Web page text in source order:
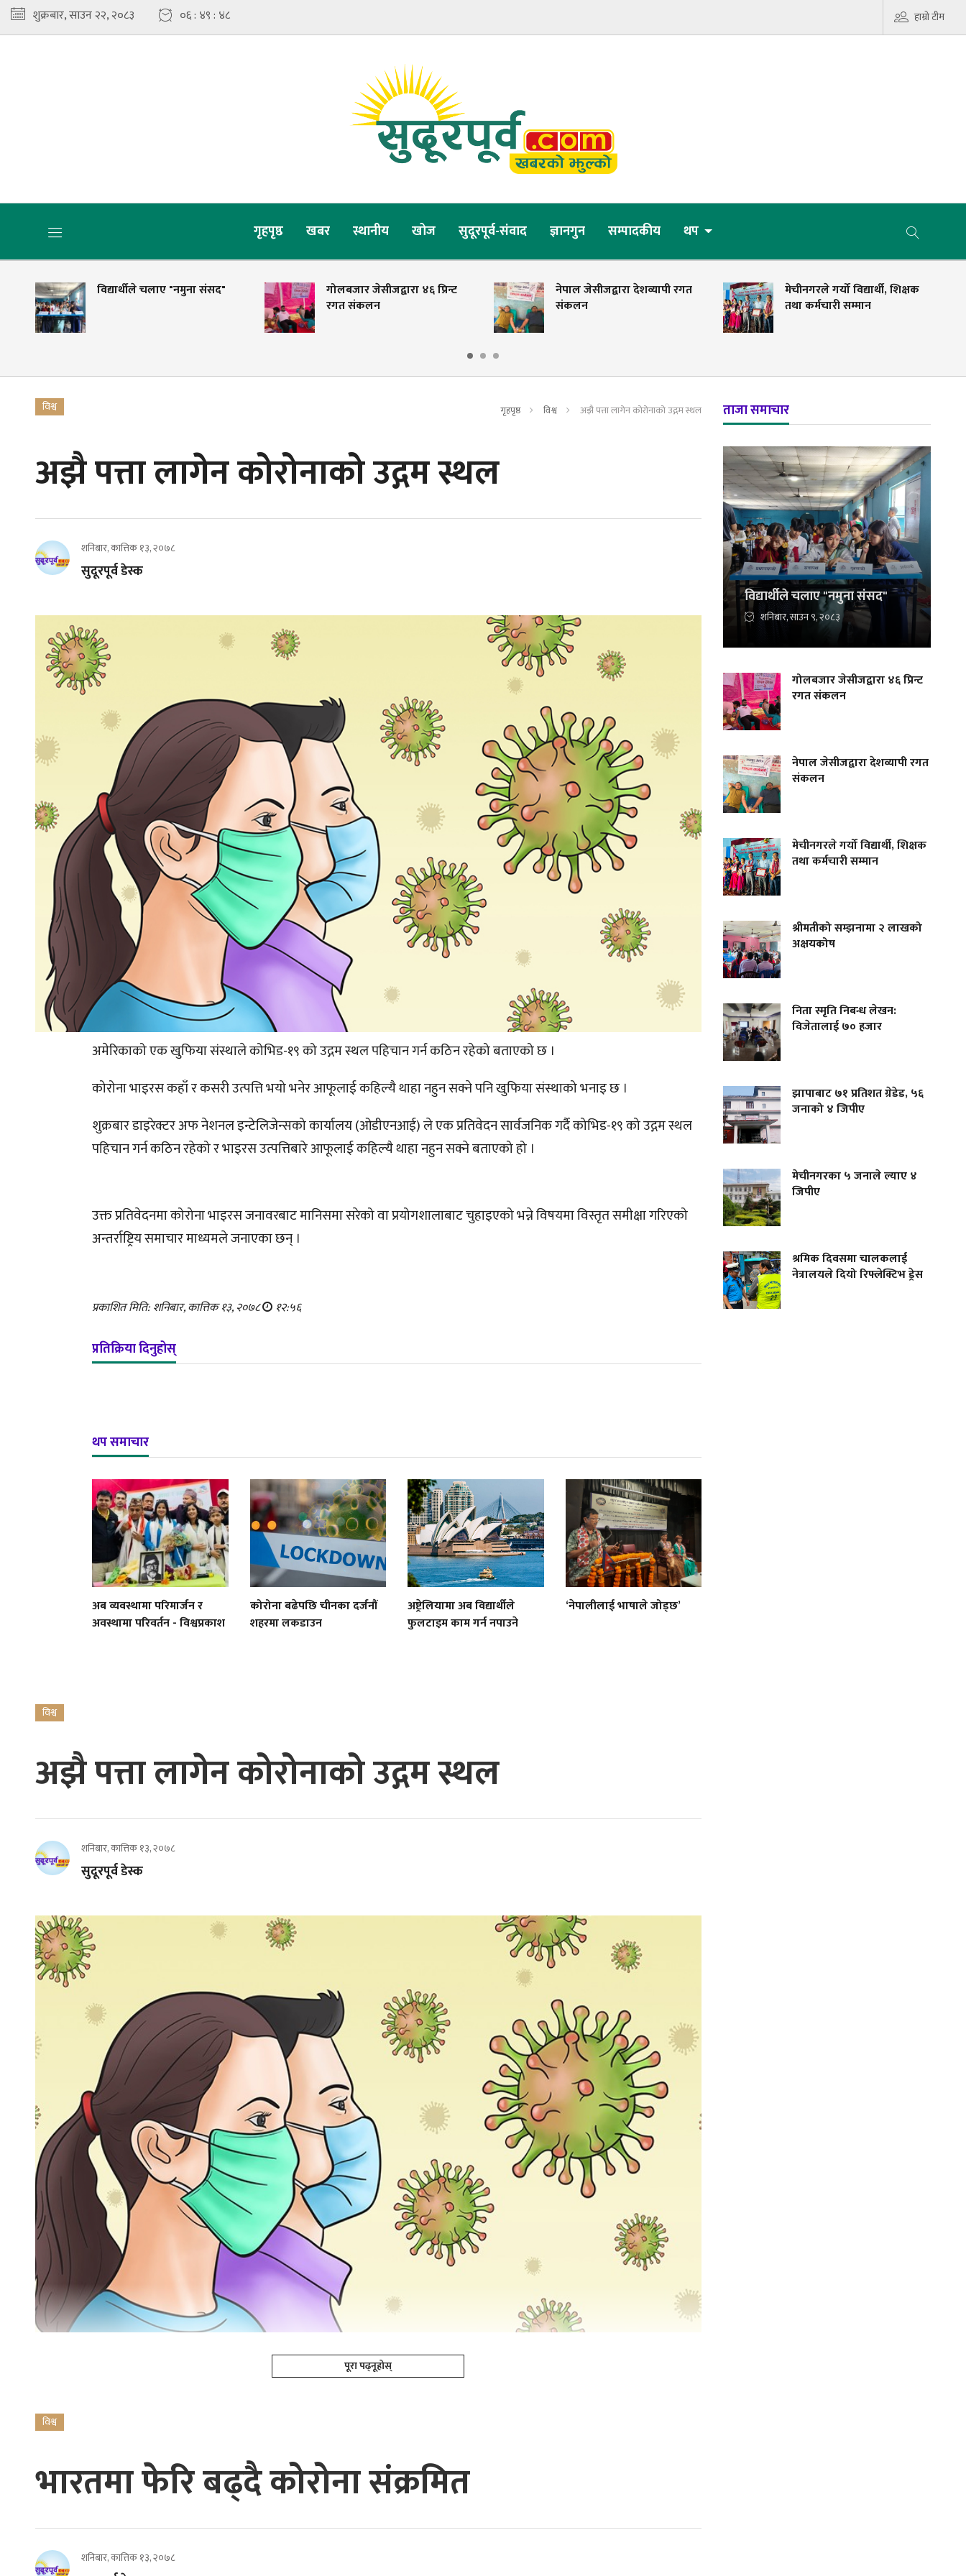
शुक्रबार, साउन २२, २०८३ ०६ : ४९ : ५० हाम्रो टीम
गृहपृष्ठ खबर स्थानीय खोज सुदूरपूर्व-संवाद ज्ञानगुन सम्पादकीय थप
विद्यार्थीले चलाए "नमुना संसद"
गोलबजार जेसीजद्वारा ४६ प्रिन्ट
रगत संकलन
नेपाल जेसीजद्वारा देशव्यापी रगत
संकलन
मेचीनगरले गर्यो विद्यार्थी, शिक्षक
तथा कर्मचारी सम्मान
विश्व गृहपृष्ठ विश्व अझै पत्ता लागेन कोरोनाको उद्गम स्थल
अझै पत्ता लागेन कोरोनाको उद्गम स्थल
शनिबार, कात्तिक १३, २०७८
सुदूरपूर्व डेस्क
अमेरिकाको एक खुफिया संस्थाले कोभिड-१९ को उद्गम स्थल पहिचान गर्न कठिन रहेको बताएको छ ।
कोरोना भाइरस कहाँ र कसरी उत्पत्ति भयो भनेर आफूलाई कहिल्यै थाहा नहुन सक्ने पनि खुफिया संस्थाको भनाइ छ ।
शुक्रबार डाइरेक्टर अफ नेशनल इन्टेलिजेन्सको कार्यालय (ओडीएनआई) ले एक प्रतिवेदन सार्वजनिक गर्दै कोभिड-१९ को उद्गम स्थल
पहिचान गर्न कठिन रहेको र भाइरस उत्पत्तिबारे आफूलाई कहिल्यै थाहा नहुन सक्ने बताएको हो ।
उक्त प्रतिवेदनमा कोरोना भाइरस जनावरबाट मानिसमा सरेको वा प्रयोगशालाबाट चुहाइएको भन्ने विषयमा विस्तृत समीक्षा गरिएको
अन्तर्राष्ट्रिय समाचार माध्यमले जनाएका छन् ।
प्रकाशित मिति: शनिबार, कात्तिक १३, २०७८ १२:५६
प्रतिक्रिया दिनुहोस्
थप समाचार
अब व्यवस्थामा परिमार्जन र
अवस्थामा परिवर्तन - विश्वप्रकाश
कोरोना बढेपछि चीनका दर्जनौं
शहरमा लकडाउन
अष्ट्रेलियामा अब विद्यार्थीले
फुलटाइम काम गर्न नपाउने
‘नेपालीलाई भाषाले जोड्छ’
विश्व
अझै पत्ता लागेन कोरोनाको उद्गम स्थल
शनिबार, कात्तिक १३, २०७८
सुदूरपूर्व डेस्क
पूरा पढ्नूहोस्
विश्व
भारतमा फेरि बढ्दै कोरोना संक्रमित
शनिबार, कात्तिक १३, २०७८
ताजा समाचार
विद्यार्थीले चलाए "नमुना संसद"
शनिबार, साउन ९, २०८३
गोलबजार जेसीजद्वारा ४६ प्रिन्ट
रगत संकलन
नेपाल जेसीजद्वारा देशव्यापी रगत
संकलन
मेचीनगरले गर्यो विद्यार्थी, शिक्षक
तथा कर्मचारी सम्मान
श्रीमतीको सम्झनामा २ लाखको
अक्षयकोष
निता स्मृति निबन्ध लेखन:
विजेतालाई ७० हजार
झापाबाट ७१ प्रतिशत ग्रेडेड, ५६
जनाको ४ जिपीए
मेचीनगरका ५ जनाले ल्याए ४
जिपीए
श्रमिक दिवसमा चालकलाई
नेत्रालयले दियो रिफ्लेक्टिभ ड्रेस